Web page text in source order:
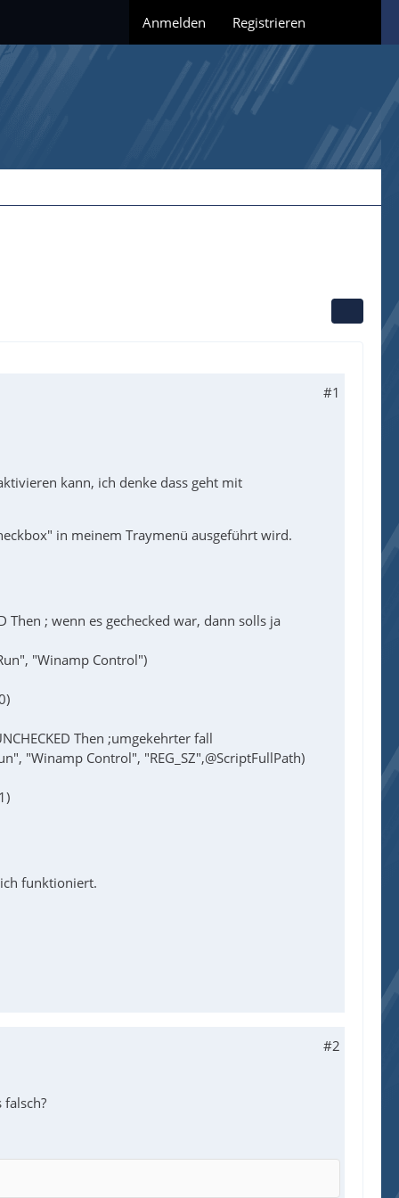
Anmelden Registrieren
#1
kann, ich denke dass geht mit
in meinem Traymenü ausgeführt wird.
Then ; wenn es gechecked war, dann solls ja
"Winamp Control")
Then ;umgekehrter fall
"Winamp Control", "REG_SZ",@ScriptFullPath)
funktioniert.
#2